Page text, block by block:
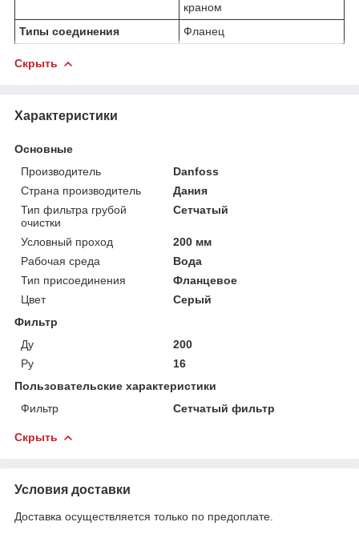
краном
Типы соединения
Фланец
Скрыть
Характеристики
Основные
Производитель
Danfoss
Страна производитель
Дания
Тип фильтра грубой
очистки
Сетчатый
Условный проход
200 мм
Рабочая среда
Вода
Тип присоединения
Фланцевое
Цвет
Серый
Фильтр
Ду
200
Ру
16
Пользовательские характеристики
Фильтр
Сетчатый фильтр
Скрыть
Условия доставки
Доставка осуществляется только по предоплате.